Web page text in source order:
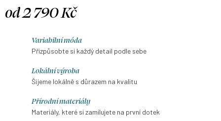
od2 790 Kč
Variabilní móda
Přizpůsobte si každý detail podle sebe
Lokální výroba
Šijeme lokálně s důrazem na kvalitu
Přírodní materiály
Materiály, které si zamilujete na první dotek